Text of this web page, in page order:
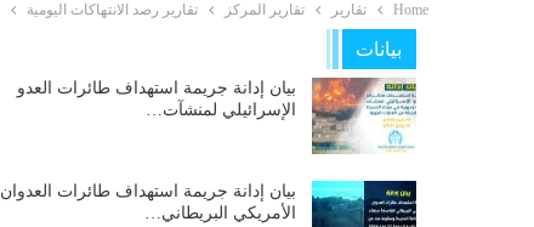
Home تقارير تقارير المركز تقارير رصد الانتهاكات اليومية
بيانات
بيان إدانة جريمة استهداف طائرات العدو
الإسرائيلي لمنشآت…
بيان إدانة جريمة استهداف طائرات العدوان
الأمريكي البريطاني…